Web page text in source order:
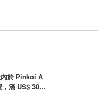
於 Pinkoi A
滿 US$ 30.0